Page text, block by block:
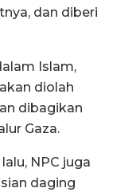
dan diberi
Islam,
diolah
dibagikan
Gaza.
NPC juga
daging